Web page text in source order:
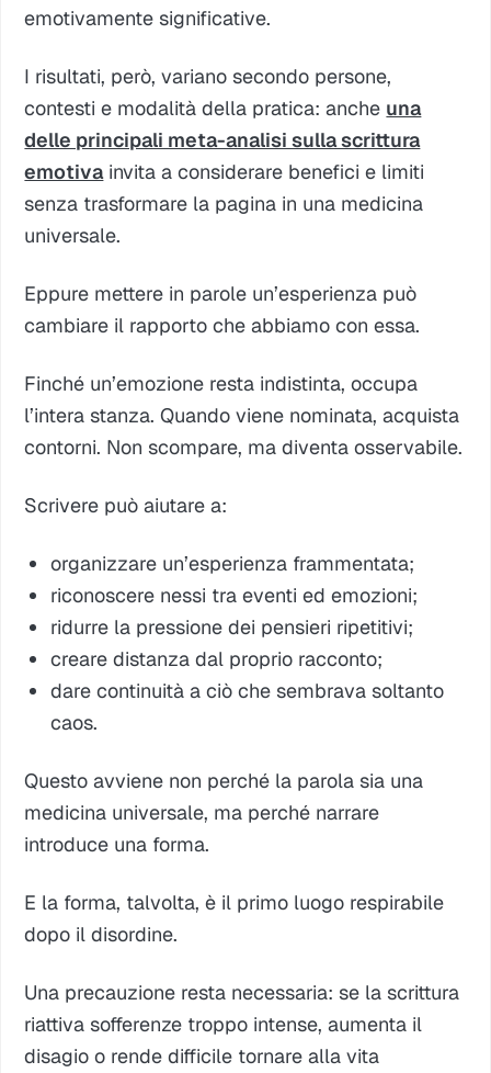
emotivamente significative.
I risultati, però, variano secondo persone,
contesti e modalità della pratica: anche una
delle principali meta-analisi sulla scrittura
emotivainvita a considerare benefici e limiti
senza trasformare la pagina in una medicina
universale.
Eppure mettere in parole un’esperienza può
cambiare il rapporto che abbiamo con essa.
Finché un’emozione resta indistinta, occupa
l’intera stanza. Quando viene nominata, acquista
contorni. Non scompare, ma diventa osservabile.
Scrivere può aiutare a:
organizzare un’esperienza frammentata;
riconoscere nessi tra eventi ed emozioni;
ridurre la pressione dei pensieri ripetitivi;
creare distanza dal proprio racconto;
dare continuità a ciò che sembrava soltanto
caos.
Questo avviene non perché la parola sia una
medicina universale, ma perché narrare
introduce una forma.
E la forma, talvolta, è il primo luogo respirabile
dopo il disordine.
Una precauzione resta necessaria: se la scrittura
riattiva sofferenze troppo intense, aumenta il
disagio o rende difficile tornare alla vita